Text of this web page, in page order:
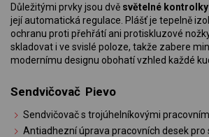
Důležitými prvky jsou dvě světelné kontrolky
její automatická regulace. Plášť je tepelně
ochranu proti přehřátí ani protiskluzové
skladovat i ve svislé poloze, takže zabere
modernímu designu obohatí vzhled každé
Sendvičovač Pievo
Sendvičovač s trojúhelníkovými
Antiadhezní úprava pracovních desek pro